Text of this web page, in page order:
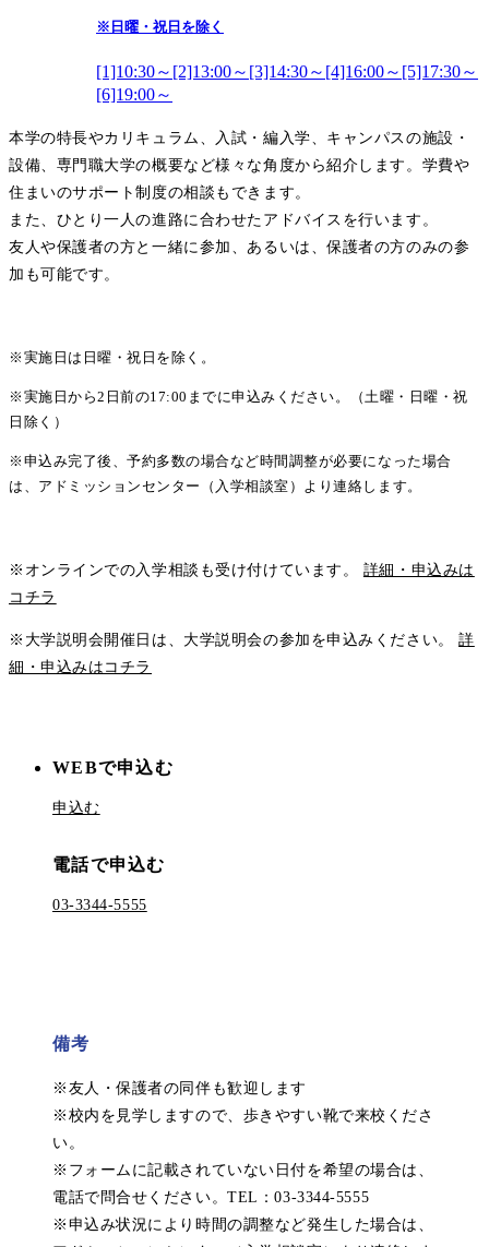
※日曜・祝日を除く
[1]10:30～[2]13:00～[3]14:30～[4]16:00～[5]17:30～
[6]19:00～
本学の特長やカリキュラム、入試・編入学、キャンパスの施設・
設備、専門職大学の概要など様々な角度から紹介します。学費や
住まいのサポート制度の相談もできます。
また、ひとり一人の進路に合わせたアドバイスを行います。
友人や保護者の方と一緒に参加、あるいは、保護者の方のみの参
加も可能です。
※実施日は日曜・祝日を除く。
※実施日から2日前の17:00までに申込みください。（土曜・日曜・祝
日除く）
※申込み完了後、予約多数の場合など時間調整が必要になった場合
は、アドミッションセンター（入学相談室）より連絡します。
※オンラインでの入学相談も受け付けています。 詳細・申込みは
コチラ
※大学説明会開催日は、大学説明会の参加を申込みください。詳
細・申込みはコチラ
WEBで申込む
申込む
電話で申込む
03-3344-5555
備考
※友人・保護者の同伴も歓迎します
※校内を見学しますので、歩きやすい靴で来校くださ
い。
※フォームに記載されていない日付を希望の場合は、
電話で問合せください。TEL：03-3344-5555
※申込み状況により時間の調整など発生した場合は、